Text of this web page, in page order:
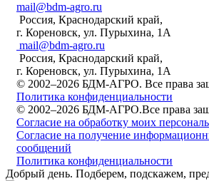
mail@bdm-agro.ru
Россия, Краснодарский край,
г. Кореновск, ул. Пурыхина, 1А
mail@bdm-agro.ru
Россия, Краснодарский край,
г. Кореновск, ул. Пурыхина, 1А
© 2002–2026 БДМ-АГРО. Все права
Политика конфиденциальности
© 2002–2026 БДМ-АГРО.Все права
Согласие на обработку моих
Согласие на получение
сообщений
Политика конфиденциальности
Добрый день. Подберем, подскажем,